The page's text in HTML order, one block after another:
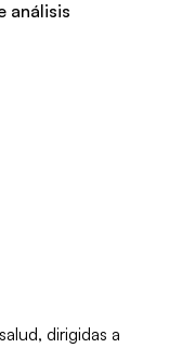
dirigidas a